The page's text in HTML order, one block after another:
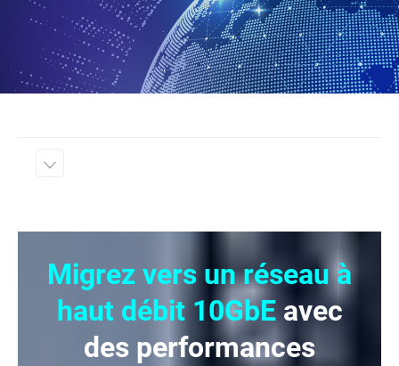
Migrez vers un réseau à
haut débit 10GbEavec
des performances